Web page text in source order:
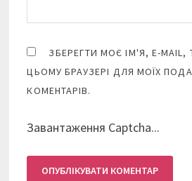
ЗБЕРЕГТИ МОЄ ІМ'Я, E-MAIL,
ЦЬОМУ БРАУЗЕРІ ДЛЯ МОЇХ
КОМЕНТАРІВ.
Завантаження Captcha...